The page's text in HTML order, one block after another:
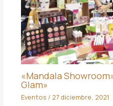
«Mandala
Glam»
Eventos / 27 diciembre, 2021